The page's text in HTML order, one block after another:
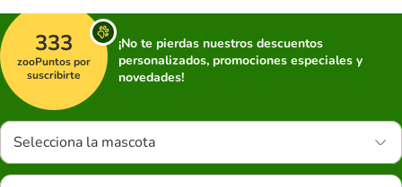
333
zooPuntos por
suscribirte
¡No te pierdas nuestros descuentos
personalizados, promociones especiales y
novedades!
Selecciona la mascota